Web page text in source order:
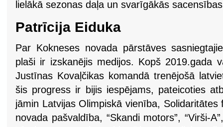
lielākā sezonas daļa un svarīgākās
Patrīcija Eiduka
Par Kokneses novada pārstāves
plaši ir izskanējis medijos. Kopš 2019.gada
Justīnas Kovaļčikas komandā trenējošā
šis progress ir bijis iespējams, pateicoties
jāmin Latvijas Olimpiskā vienība, Solidaritātes
novada pašvaldība, “Skandi motors”, “Virši-